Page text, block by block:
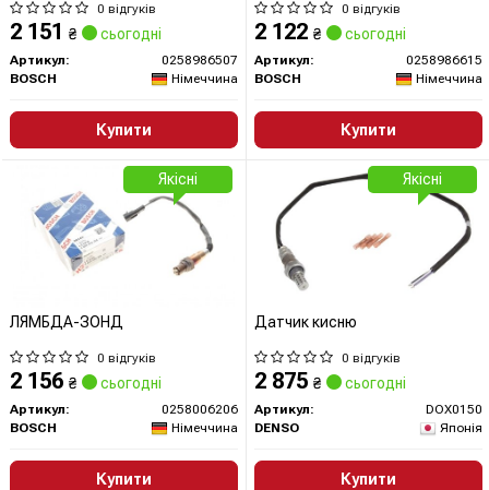
0 відгуків
2 151 ₴ сьогодні
Артикул:
0258986507
BOSCH
Німеччина
Купити
0 відгуків
2 122 ₴ сьогодні
Артикул:
0258986615
BOSCH
Німеччина
Купити
ЛЯМБДА-ЗОНД
0 відгуків
2 156 ₴ сьогодні
Артикул:
0258006206
BOSCH
Німеччина
Купити
Якісні
Датчик кисню
0 відгуків
2 875 ₴ сьогодні
Артикул:
DOX0150
DENSO
Японія
Купити
Якісні